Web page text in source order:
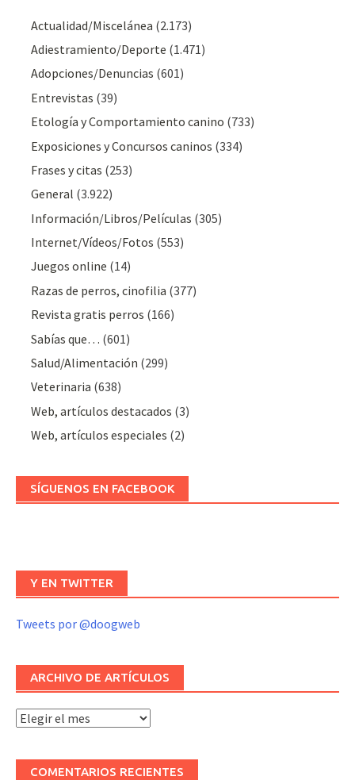
Actualidad/Miscelánea (2.173)
Adiestramiento/Deporte (1.471)
Adopciones/Denuncias (601)
Entrevistas (39)
Etología y Comportamiento canino (733)
Exposiciones y Concursos caninos (334)
Frases y citas (253)
General (3.922)
Información/Libros/Películas (305)
Internet/Vídeos/Fotos (553)
Juegos online (14)
Razas de perros, cinofilia (377)
Revista gratis perros (166)
Sabías que… (601)
Salud/Alimentación (299)
Veterinaria (638)
Web, artículos destacados (3)
Web, artículos especiales (2)
SÍGUENOS EN FACEBOOK
Y EN TWITTER
Tweets por @doogweb
ARCHIVO DE ARTÍCULOS
Archivo
artículos
COMENTARIOS RECIENTES